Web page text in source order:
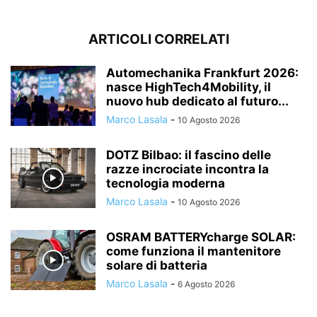
ARTICOLI CORRELATI
Automechanika Frankfurt 2026:
nasce HighTech4Mobility, il
nuovo hub dedicato al futuro...
Marco Lasala - 10 Agosto 2026
DOTZ Bilbao: il fascino delle
razze incrociate incontra la
tecnologia moderna
Marco Lasala - 10 Agosto 2026
OSRAM BATTERYcharge SOLAR:
come funziona il mantenitore
solare di batteria
Marco Lasala - 6 Agosto 2026